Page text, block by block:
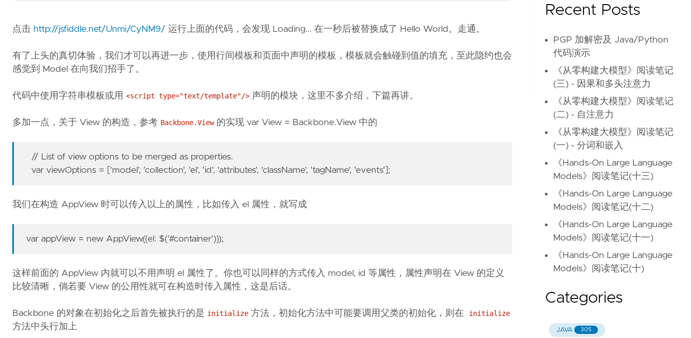
点击 http://jsfiddle.net/Unmi/CyNM9/ 运行上面的代码，会发现 Loading... 在一秒后被替换成了 Hello World。走通。
有了上头的真切体验，我们才可以再进一步，使用行间模板和页面中声明的模板，模板就会触碰到值的填充，至此隐约也会
感觉到 Model 在向我们招手了。
代码中使用字符串模板或用 <script type="text/template"/> 声明的模块，这里不多介绍，下篇再讲。
多加一点，关于 View 的构造，参考 Backbone.View的实现 var View = Backbone.View 中的
// List of view options to be merged as properties.
var viewOptions = ['model', 'collection', 'el', 'id', 'attributes', 'className', 'tagName', 'events'];
我们在构造 AppView 时可以传入以上的属性，比如传入 el 属性，就写成
var appView = new AppView({el: $('#container')});
这样前面的 AppView 内就可以不用声明 el 属性了。你也可以同样的方式传入 model, id 等属性，属性声明在 View 的定义
比较清晰，倘若要 View 的公用性就可在构造时传入属性，这是后话。
Backbone 的对象在初始化之后首先被执行的是 initialize 方法，初始化方法中可能要调用父类的初始化，则在 initialize
方法中头行加上
Recent Posts
PGP 加解密及 Java/Python
代码演示
《从零构建大模型》阅读笔记
(三) - 因果和多头注意力
《从零构建大模型》阅读笔记
(二) - 自注意力
《从零构建大模型》阅读笔记
(一) - 分词和嵌入
《Hands-On Large Language
Models》阅读笔记(十三)
《Hands-On Large Language
Models》阅读笔记(十二)
《Hands-On Large Language
Models》阅读笔记(十一)
《Hands-On Large Language
Models》阅读笔记(十)
Categories
JAVA 305